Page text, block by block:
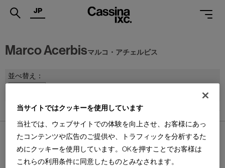
.
SERVICES
MAGAZINE
SUPPORT
SHOPS
JP
Marco Acerbisマルコ・アチェルビス
並べ替え：
件あります
当サイトではクッキーを使用しています
当社では、ウェブサイトでの体験を向上させ、お客様にあっ
たコンテンツや広告のご提供や、トラフィックを分析するた
めにクッキーを使用しています。OKを押すことでお客様は
これらの利用条件に同意したものとみなされます。